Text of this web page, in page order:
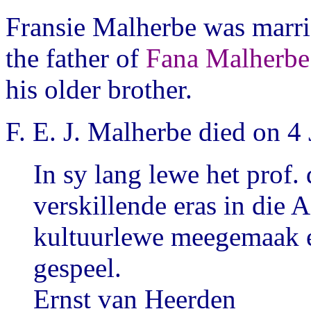
Fransie Malherbe was
the father of Fana Malherbe
his older brother.
F. E. J. Malherbe died on
In sy lang lewe het prof.
verskillende eras in die
kultuurlewe
gespeel.
Ernst van Heerden